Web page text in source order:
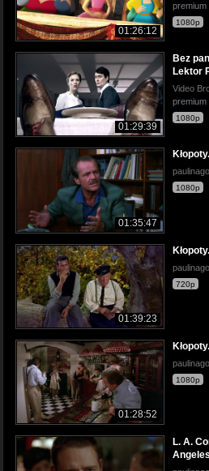
01:26:12
premium
1080p
01:29:39
Bez
Lektor
Video
premium
1080p
01:35:47
1080p
01:39:23
720p
01:28:52
1080p
L. A.